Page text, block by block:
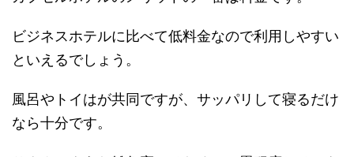
ビジネスホテルに比べて低料金なので利用しやすい
といえるでしょう。
風呂やトイはが共同ですが、サッパリして寝るだけ
なら十分です。